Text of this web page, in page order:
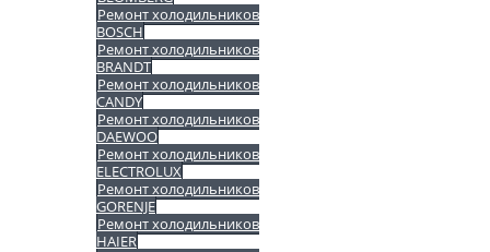
Ремонт холодильников
BOSCH
Ремонт холодильников
BRANDT
Ремонт холодильников
CANDY
Ремонт холодильников
DAEWOO
Ремонт холодильников
ELECTROLUX
Ремонт холодильников
GORENJE
Ремонт холодильников
HAIER